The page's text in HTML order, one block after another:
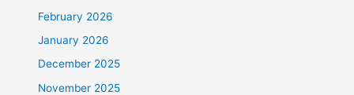
February 2026
January 2026
December 2025
November 2025